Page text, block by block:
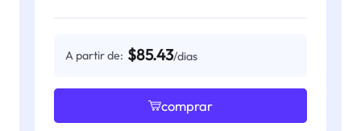
A partir de: $85.43/dias
comprar